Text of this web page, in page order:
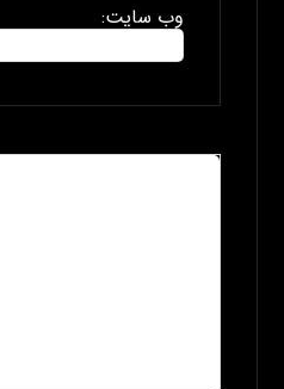
وب سایت: